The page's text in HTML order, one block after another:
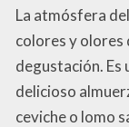
La atmósfera
colores y olores
degustación.
delicioso
ceviche o lomo